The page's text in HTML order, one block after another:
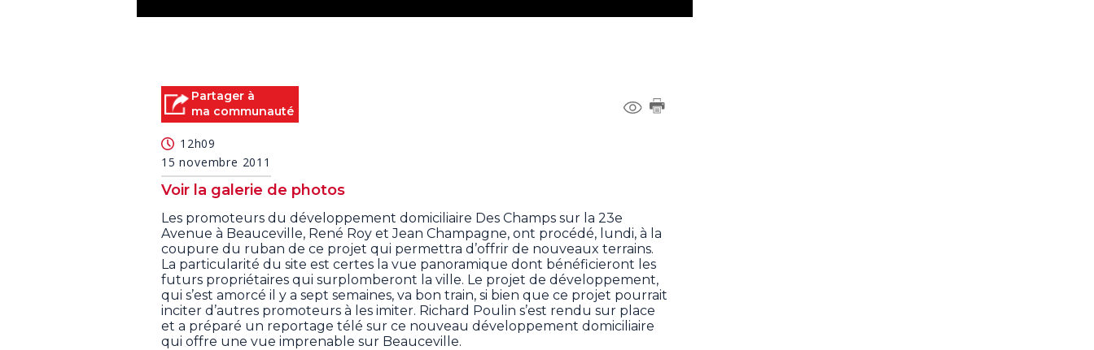
90%
Partager à
ma communauté
12h09
15 novembre 2011
Voir la galerie de photos
Les promoteurs du développement domiciliaire Des Champs sur la 23e
Avenue à Beauceville, René Roy et Jean Champagne, ont procédé, lundi, à la
coupure du ruban de ce projet qui permettra d’offrir de nouveaux terrains.
La particularité du site est certes la vue panoramique dont bénéficieront les
futurs propriétaires qui surplomberont la ville. Le projet de développement,
qui s’est amorcé il y a sept semaines, va bon train, si bien que ce projet pourrait
inciter d’autres promoteurs à les imiter. Richard Poulin s’est rendu sur place
et a préparé un reportage télé sur ce nouveau développement domiciliaire
qui offre une vue imprenable sur Beauceville.